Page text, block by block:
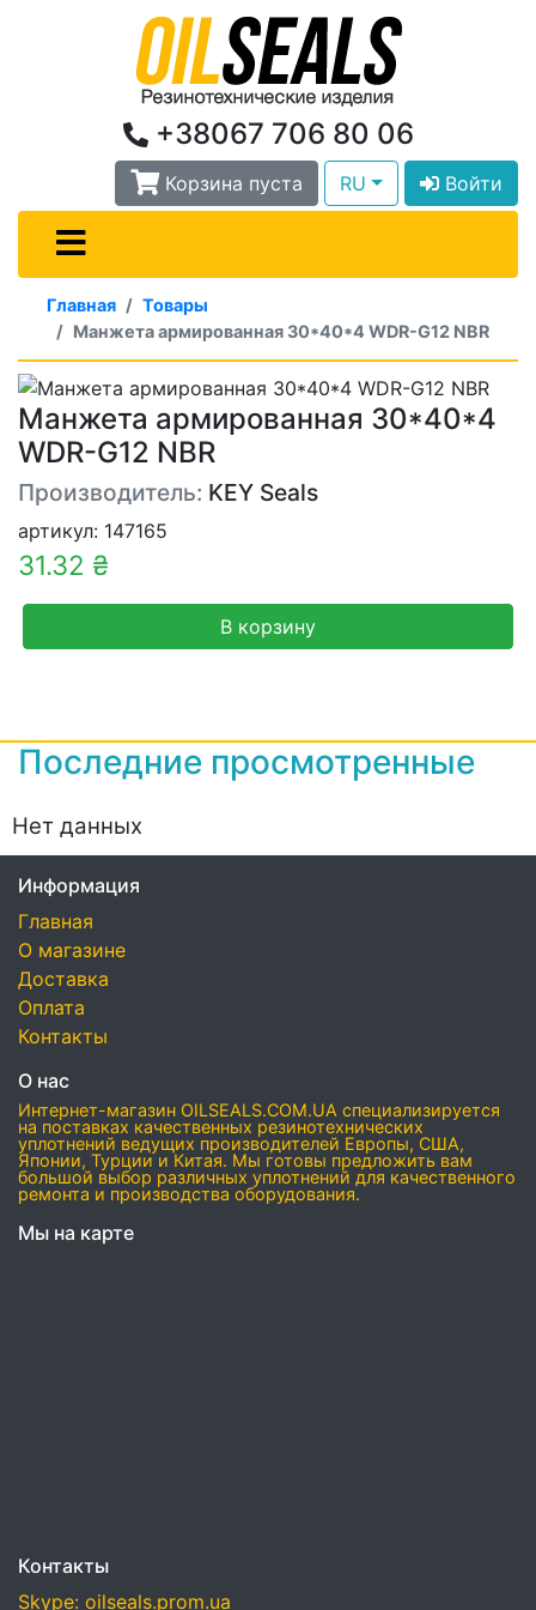
+38067 706 80 06
Корзина пуста RU Войти
Главная
Товары
Манжета армированная 30*40*4 WDR-G12 NBR
Манжета армированная 30*40*4
WDR-G12 NBR
Производитель: KEY Seals
артикул: 147165
31.32 ₴
В корзину
Последние просмотренные
Нет данных
Информация
Главная
О магазине
Доставка
Оплата
Контакты
О нас
Интернет-магазин OILSEALS.COM.UA специализируется
на поставках качественных резинотехнических
уплотнений ведущих производителей Европы, США,
Японии, Турции и Китая. Мы готовы предложить вам
большой выбор различных уплотнений для качественного
ремонта и производства оборудования.
Мы на карте
Контакты
Skype: oilseals.prom.ua